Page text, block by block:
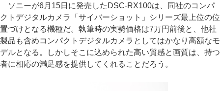
ソニーが6月15日に発売したDSC-RX100は、同社のコンパ
クトデジタルカメラ「サイバーショット」シリーズ最上位の位
置づけとなる機種だ。執筆時の実勢価格は7万円前後と、他社
製品も含めコンパクトデジタルカメラとしてはかなり高額なモ
デルとなる。しかしそこに込められた高い質感と画質は、持つ
者に相応の満足感を提供してくれることだろう。